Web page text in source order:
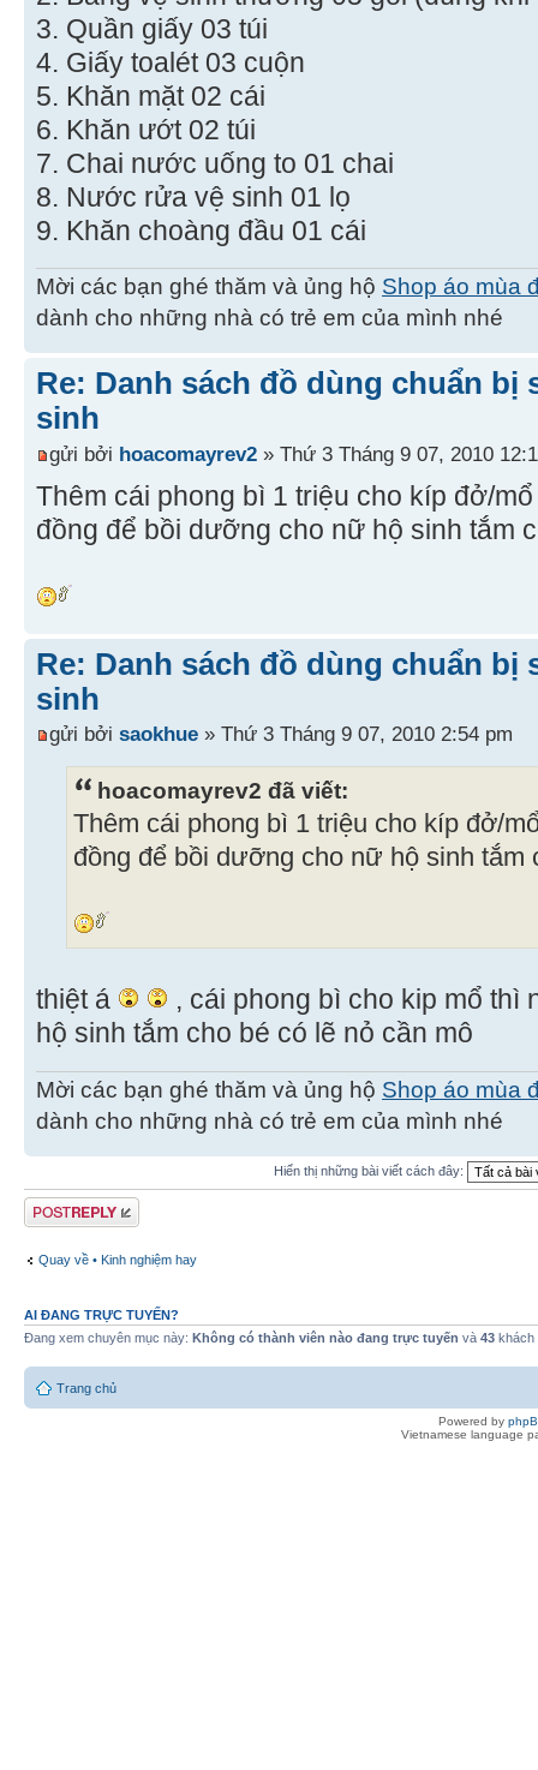
3. Quần giấy 03 túi
4. Giấy toalét 03 cuộn
5. Khăn mặt 02 cái
6. Khăn ướt 02 túi
7. Chai nước uống to 01 chai
8. Nước rửa vệ sinh 01 lọ
9. Khăn choàng đầu 01 cái
Mời các bạn ghé thăm và ủng hộ Shop áo mùa
dành cho những nhà có trẻ em của mình nhé
Re: Danh sách đồ dùng chuẩn bị
sinh
gửi bởi hoacomayrev2 » Thứ 3 Tháng 9 07, 2010
Thêm cái phong bì 1 triệu cho kíp đở/
đồng để bồi dưỡng cho nữ hộ sinh tắm
Re: Danh sách đồ dùng chuẩn bị
sinh
gửi bởi saokhue » Thứ 3 Tháng 9 07, 2010 2:54 pm
hoacomayrev2 đã viết:
Thêm cái phong bì 1 triệu cho kíp đở/
đồng để bồi dưỡng cho nữ hộ sinh tắm
thiệt á
, cái phong bì cho kip mổ thì
hộ sinh tắm cho bé có lẽ nỏ cần mô
Mời các bạn ghé thăm và ủng hộ Shop áo mùa
dành cho những nhà có trẻ em của mình nhé
Hiển thị những bài viết cách đây:
Gửi bài trả lời
Quay về • Kinh nghiệm hay
AI ĐANG TRỰC TUYẾN?
Đang xem chuyên mục này: Không có thành viên nào đang trực tuyến và 43 khách
Trang chủ
Powered by
Vietnamese language